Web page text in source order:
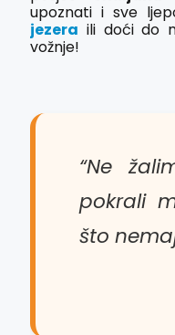
upoznati i sve
jezera ili doći do
vožnje!
“Ne
pokrali
što